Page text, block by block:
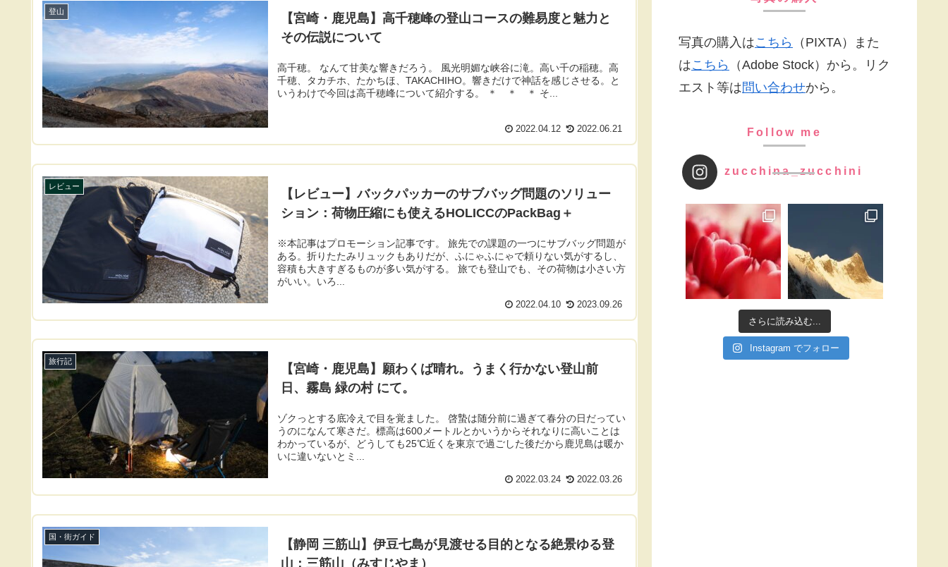
登山
【宮崎・鹿児島】高千穂峰の登山コースの難易度と魅力と
その伝説について
高千穂。 なんて甘美な響きだろう。 風光明媚な峡谷に滝。高い千の稲穂。高
千穂、タカチホ、たかちほ、TAKACHIHO。響きだけで神話を感じさせる。と
いうわけで今回は高千穂峰について紹介する。 ＊ ＊ ＊ そ...
2022.04.12 2022.06.21
レビュー
【レビュー】バックパッカーのサブバッグ問題のソリュー
ション：荷物圧縮にも使えるHOLICCのPackBag＋
※本記事はプロモーション記事です。 旅先での課題の一つにサブバッグ問題が
ある。折りたたみリュックもありだが、ふにゃふにゃで頼りない気がするし、
容積も大きすぎるものが多い気がする。 旅でも登山でも、その荷物は小さい方
がいい。いろ...
2022.04.10 2023.09.26
旅行記
【宮崎・鹿児島】願わくば晴れ。うまく行かない登山前
日、霧島 緑の村 にて。
ゾクっとする底冷えで目を覚ました。 啓蟄は随分前に過ぎて春分の日だってい
うのになんて寒さだ。標高は600メートルとかいうからそれなりに高いことは
わかっているが、どうしても25℃近くを東京で過ごした後だから鹿児島は暖か
いに違いないとミ...
2022.03.24 2022.03.26
国・街ガイド
【静岡 三筋山】伊豆七島が見渡せる目的となる絶景ゆる登
山：三筋山（みすじやま）
写真の購入はこちら
（PIXTA）また
はこちら
（Adobe Stock）から。リク
エスト等は問い合わせから。
Follow me
zucchina_zucchini
さらに読み込む...
Instagram でフォロー